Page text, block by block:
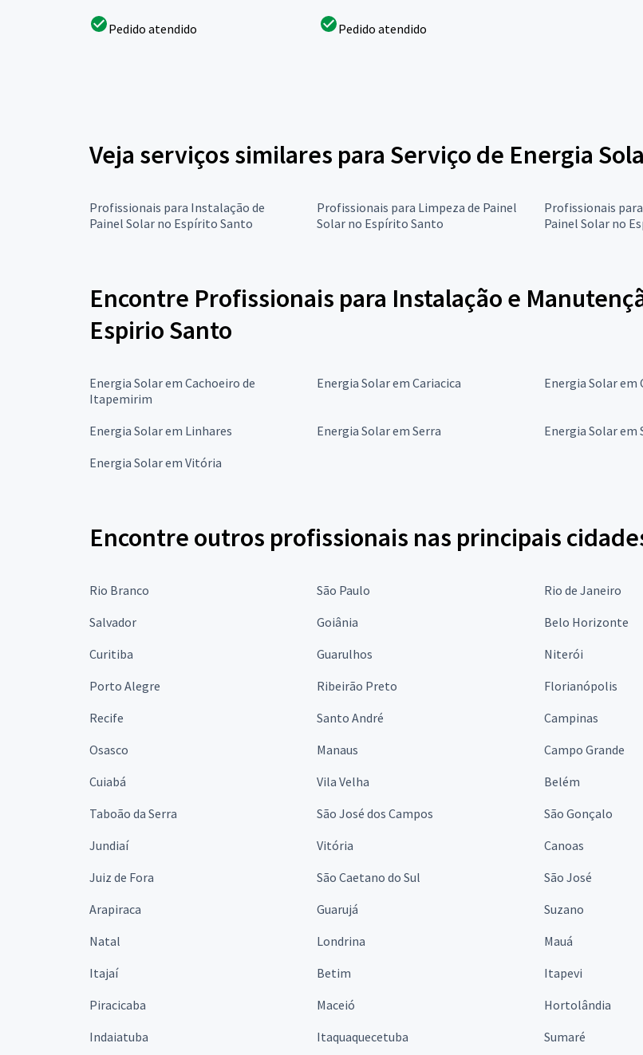
Pedido atendido Pedido atendido
Veja serviços similares para Serviço de Energia
Profissionais para Instalação de
Painel Solar no Espírito Santo
Profissionais para Limpeza de Painel
Solar no Espírito Santo
Profissionais
Painel Solar no
Encontre Profissionais para Instalação e
Espirio Santo
Energia Solar em Cachoeiro de
Itapemirim
Energia Solar em Cariacica Energia Solar em
Energia Solar em Linhares Energia Solar em Serra Energia Solar em
Energia Solar em Vitória
Encontre outros profissionais nas principais
Rio Branco São Paulo Rio de Janeiro
Salvador
Goiânia Belo Horizonte
Curitiba
Guarulhos Niterói
Porto Alegre
Ribeirão Preto Florianópolis
Recife
Santo André Campinas
Osasco
Manaus Campo Grande
Cuiabá
Vila Velha Belém
Taboão da Serra
São José dos Campos São Gonçalo
Jundiaí
Vitória Canoas
Juiz de Fora
São Caetano do Sul São José
Arapiraca
Guarujá Suzano
Natal
Londrina Mauá
Itajaí
Betim Itapevi
Piracicaba
Maceió Hortolândia
Indaiatuba
Itaquaquecetuba Sumaré